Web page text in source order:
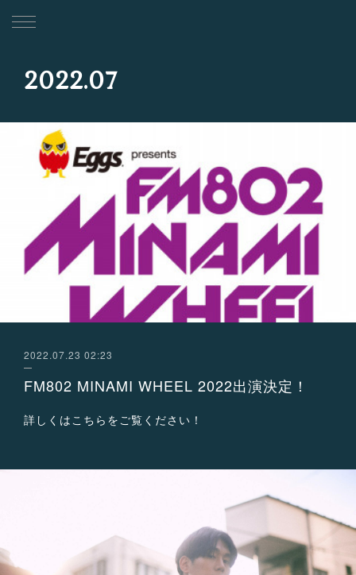
2022.07
2022.07.23 02:23
FM802 MINAMI WHEEL 2022出演決定！
詳しくはこちらをご覧ください！